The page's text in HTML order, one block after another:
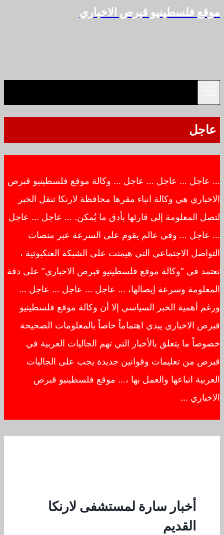
موقع فلسطينيو قبرص الاخباري
عاجل
… عاجل … عاجل … عاجل … وكالة موقع فلسطينيو قبرص
الاخباري هي وكالة انباء مقرها محافظة لارنكا تنقل الخبر
لتصل المعلومة إلى قارئها بأدق ما يُمكن. … عاجل … عاجل
… عاجل … وفي عالم يقوم على السرعة عبر منصات
التواصل الاجتماعي التي هيمنت على الشبكة العنكبوتية ،
نعتمد في “وكالة موقع فلسطينيو قبرص الاخباري” على دقة
المعلومة وسرعة إيصالها، … عاجل … عاجل … عاجل …
ورغم أهمية الخبر السياسي إلا أن وكالة موقع فلسطينيو
قبرص الاخباري يبدي اهتماماً خاصاً بالمعلومات الصحيحة
خصوصاً ما يتعلق بالأخبار التي تهم الجاليات العربية في
قبرص من تعليمات وقوانين جديدة يجب على الجاليات
العربية اتباعها والعمل بها ،… موقع فلسطينيو قبرص
الاخباري …
أخبار سارة لمستشفى لارنكا
القديم